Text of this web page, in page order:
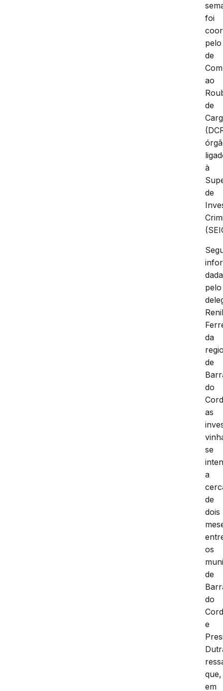
foi
de
ao
de
à
de
pelo
da
de
do
as
se
a
de
dois
os
de
do
e
que,
em